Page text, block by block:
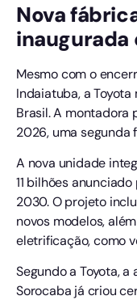
Nova
inaugurada
Mesmo com o
Indaiatuba, a
Brasil. A montadora
2026, uma segunda
A nova unidade
11 bilhões
2030. O projeto
novos modelos,
eletrificação, como
Segundo a Toyota,
Sorocaba já criou